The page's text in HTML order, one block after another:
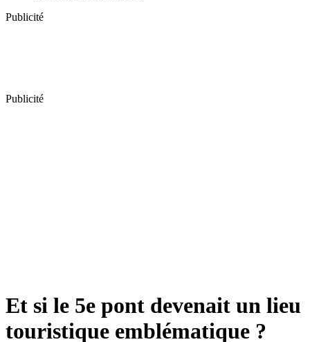
Publicité
Publicité
Et si le 5e pont devenait un lieu
touristique emblématique ?